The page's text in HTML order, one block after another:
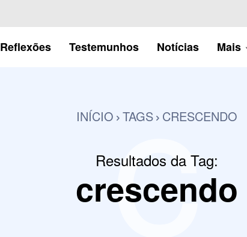
Reflexões Testemunhos Notícias Mais
INÍCIO TAGS CRESCENDO
Resultados da Tag:
crescendo
c